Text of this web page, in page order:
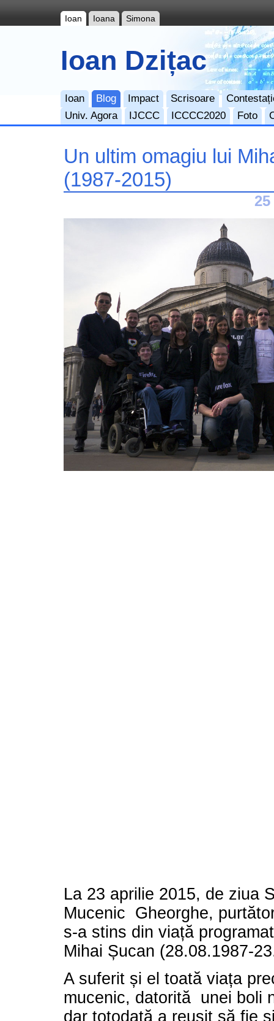
Ioan Ioana Simona
Ioan Dzițac
Ioan Blog Impact Scrisoare
Univ. Agora
IJCCC ICCCC2020 Foto
Un ultim omagiu lui
(1987-2015)
La 23 aprilie 2015, de ziua
Mucenic Gheorghe,
s-a stins din viață
Mihai Șucan (28.08.1987-
A suferit și el toată viața
mucenic, datorită unei boli
dar totodată a reușit să fie